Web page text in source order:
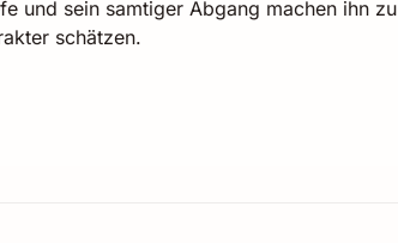
und sein samtiger Abgang machen ihn zu
schätzen.